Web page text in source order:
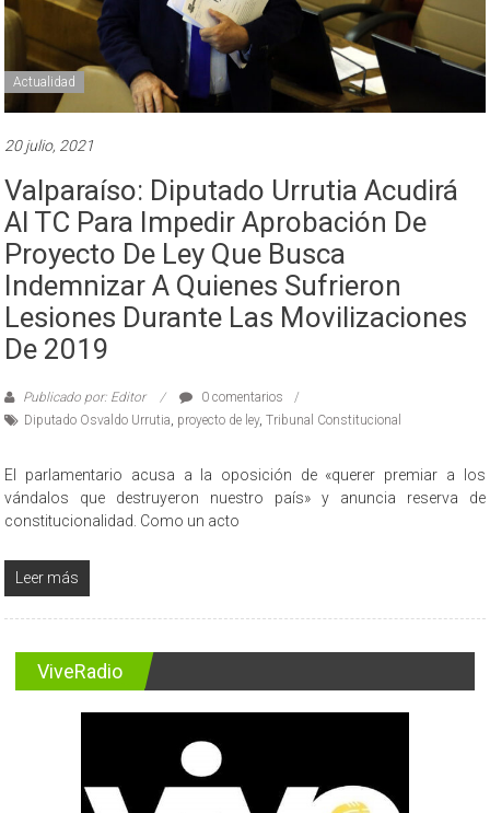
Actualidad
20 julio, 2021
Valparaíso: Diputado Urrutia Acudirá
Al TC Para Impedir Aprobación De
Proyecto De Ley Que Busca
Indemnizar A Quienes Sufrieron
Lesiones Durante Las Movilizaciones
De 2019
Publicado por: Editor
0 comentarios
Diputado Osvaldo Urrutia proyecto de ley,Tribunal Constitucional
El parlamentario acusa a la oposición de «querer premiar a los
vándalos que destruyeron nuestro país» y anuncia reserva de
constitucionalidad. Como un acto
Leer más
ViveRadio